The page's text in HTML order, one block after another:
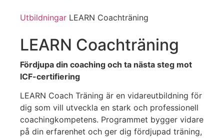
Utbildningar LEARN Coachträning
LEARN Coachträning
Fördjupa din coaching och ta nästa steg mot
ICF-certifiering
LEARN Coach Träning är en vidareutbildning för
dig som vill utveckla en stark och professionell
coachingkompetens. Programmet bygger vidare
på din erfarenhet och ger dig fördjupad träning,